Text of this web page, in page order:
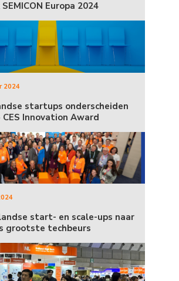
Europa 2024
2024
startups onderscheiden
Innovation Award
start- en scale-ups naar
grootste techbeurs